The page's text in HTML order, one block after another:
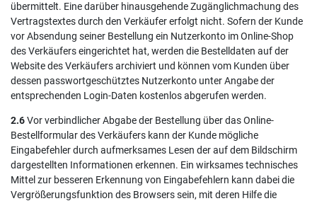
übermittelt. Eine darüber hinausgehende Zugänglichmachung des
Vertragstextes durch den Verkäufer erfolgt nicht. Sofern der Kunde
vor Absendung seiner Bestellung ein Nutzerkonto im Online-Shop
des Verkäufers eingerichtet hat, werden die Bestelldaten auf der
Website des Verkäufers archiviert und können vom Kunden über
dessen passwortgeschütztes Nutzerkonto unter Angabe der
entsprechenden Login-Daten kostenlos abgerufen werden.
2.6Vor verbindlicher Abgabe der Bestellung über das Online-
Bestellformular des Verkäufers kann der Kunde mögliche
Eingabefehler durch aufmerksames Lesen der auf dem Bildschirm
dargestellten Informationen erkennen. Ein wirksames technisches
Mittel zur besseren Erkennung von Eingabefehlern kann dabei die
Vergrößerungsfunktion des Browsers sein, mit deren Hilfe die